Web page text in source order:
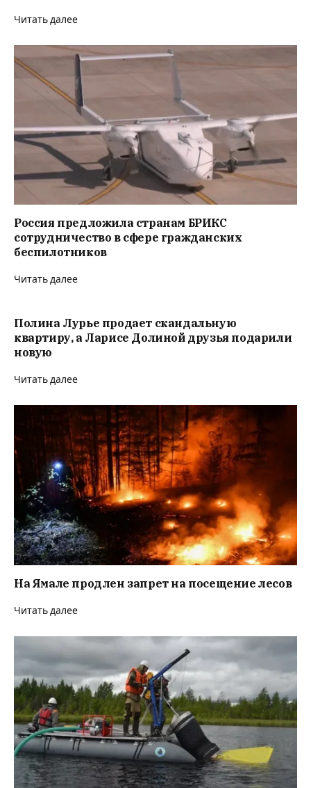
Читать далее
Россия предложила странам БРИКС
сотрудничество в сфере гражданских
беспилотников
Читать далее
Полина Лурье продает скандальную
квартиру, а Ларисе Долиной друзья подарили
новую
Читать далее
На Ямале продлен запрет на посещение лесов
Читать далее